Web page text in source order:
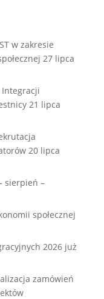
w zakresie
27 lipca
21 lipca
20 lipca
sierpień –
społecznej
2026 już
zamówień